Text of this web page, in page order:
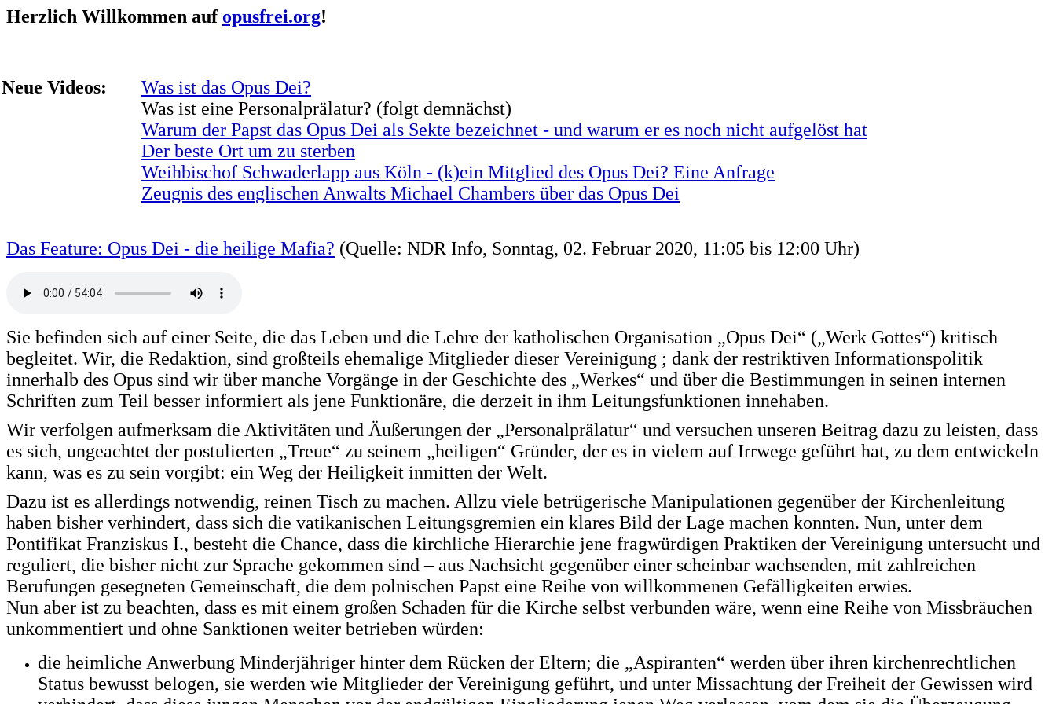
Herzlich Willkommen auf opusfrei.org!
Neue Videos:
Was ist das Opus Dei?
Was ist eine Personalprälatur? (folgt demnächst)
Warum der Papst das Opus Dei als Sekte bezeichnet - und warum er es noch nicht aufgelöst hat
Der beste Ort um zu sterben
Weihbischof Schwaderlapp aus Köln - (k)ein Mitglied des Opus Dei? Eine Anfrage
Zeugnis des englischen Anwalts Michael Chambers über das Opus Dei
Das Feature: Opus Dei - die heilige Mafia? (Quelle: NDR Info, Sonntag, 02. Februar 2020, 11:05 bis 12:00 Uhr)
Sie befinden sich auf einer Seite, die das Leben und die Lehre der katholischen Organisation „Opus Dei“ („Werk Gottes“) kritisch
begleitet. Wir, die Redaktion, sind großteils ehemalige Mitglieder dieser Vereinigung ; dank der restriktiven Informationspolitik
innerhalb des Opus sind wir über manche Vorgänge in der Geschichte des „Werkes“ und über die Bestimmungen in seinen internen
Schriften zum Teil besser informiert als jene Funktionäre, die derzeit in ihm Leitungsfunktionen innehaben.
Wir verfolgen aufmerksam die Aktivitäten und Äußerungen der „Personalprälatur“ und versuchen unseren Beitrag dazu zu leisten, dass
es sich, ungeachtet der postulierten „Treue“ zu seinem „heiligen“ Gründer, der es in vielem auf Irrwege geführt hat, zu dem entwickeln
kann, was es zu sein vorgibt: ein Weg der Heiligkeit inmitten der Welt.
Dazu ist es allerdings notwendig, reinen Tisch zu machen. Allzu viele betrügerische Manipulationen gegenüber der Kirchenleitung
haben bisher verhindert, dass sich die vatikanischen Leitungsgremien ein klares Bild der Lage machen konnten. Nun, unter dem
Pontifikat Franziskus I., besteht die Chance, dass die kirchliche Hierarchie jene fragwürdigen Praktiken der Vereinigung untersucht und
reguliert, die bisher nicht zur Sprache gekommen sind – aus Nachsicht gegenüber einer scheinbar wachsenden, mit zahlreichen
Berufungen gesegneten Gemeinschaft, die dem polnischen Papst eine Reihe von willkommenen Gefälligkeiten erwies.
Nun aber ist zu beachten, dass es mit einem großen Schaden für die Kirche selbst verbunden wäre, wenn eine Reihe von Missbräuchen
unkommentiert und ohne Sanktionen weiter betrieben würden:
die heimliche Anwerbung Minderjähriger hinter dem Rücken der Eltern; die „Aspiranten“ werden über ihren kirchenrechtlichen
Status bewusst belogen, sie werden wie Mitglieder der Vereinigung geführt, und unter Missachtung der Freiheit der Gewissen wird